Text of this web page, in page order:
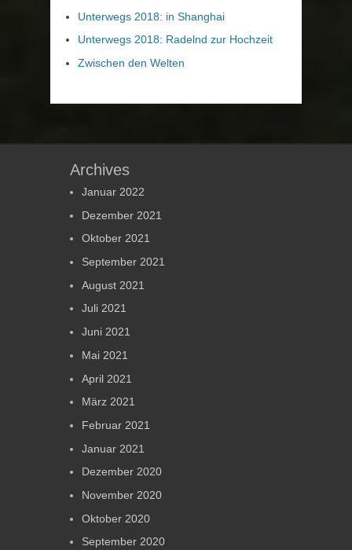
Unterwegs 2018: in Shanghai
Unterwegs 2018: Radelnd zur Hochzeit
Zwischen den Welten
Archives
Januar 2022
Dezember 2021
Oktober 2021
September 2021
August 2021
Juli 2021
Juni 2021
Mai 2021
April 2021
März 2021
Februar 2021
Januar 2021
Dezember 2020
November 2020
Oktober 2020
September 2020